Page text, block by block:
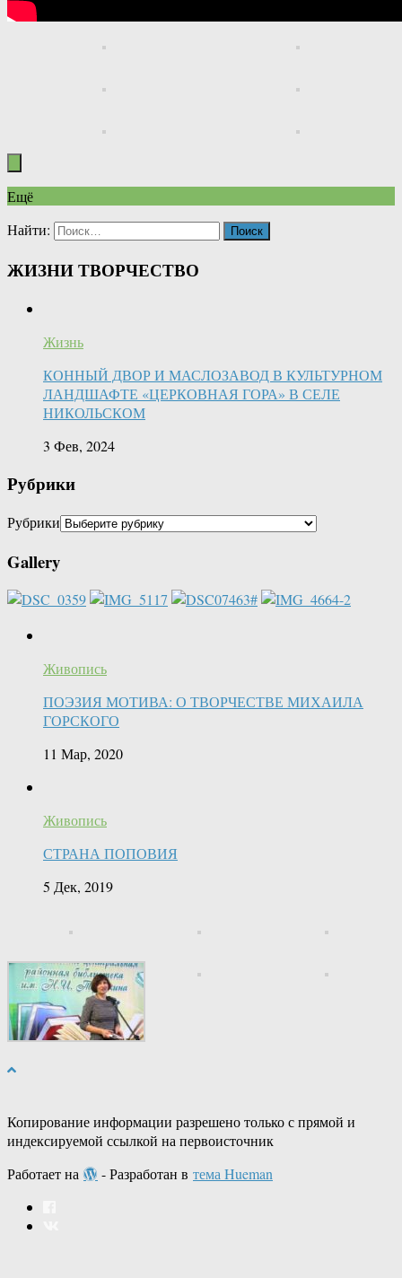
Ещё
Найти:
ЖИЗНИ ТВОРЧЕСТВО
Жизнь
КОННЫЙ ДВОР И МАСЛОЗАВОД В КУЛЬТУРНОМ
ЛАНДШАФТЕ «ЦЕРКОВНАЯ ГОРА» В СЕЛЕ
НИКОЛЬСКОМ
3 Фев, 2024
Рубрики
Рубрики
Gallery
Живопись
ПОЭЗИЯ МОТИВА: О ТВОРЧЕСТВЕ МИХАИЛА
ГОРСКОГО
11 Мар, 2020
Живопись
СТРАНА ПОПОВИЯ
5 Дек, 2019
Копирование информации разрешено только с прямой и
индексируемой ссылкой на первоисточник
Работает на
- Разработан в тема Hueman